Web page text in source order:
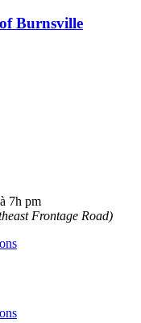
Burnsville
7h pm
Frontage Road)